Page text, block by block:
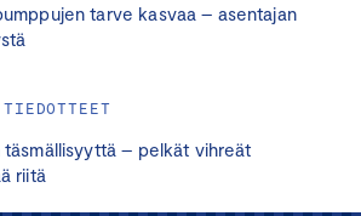
tarve kasvaa – asentajan
– pelkät vihreät
riitä